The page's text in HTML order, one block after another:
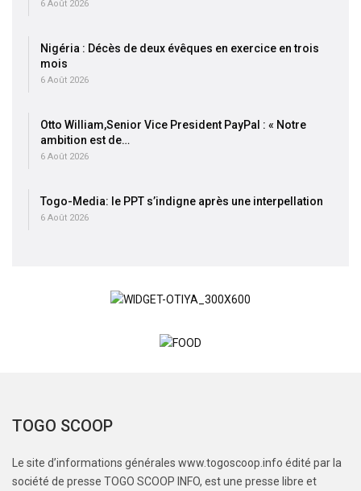
6 Août 2026
Nigéria : Décès de deux évêques en exercice en trois
mois
6 Août 2026
Otto William,Senior Vice President PayPal : « Notre
ambition est de…
6 Août 2026
Togo-Media: le PPT s’indigne après une interpellation
6 Août 2026
TOGO SCOOP
Le site d’informations générales www.togoscoop.info édité par la
société de presse TOGO SCOOP INFO, est une presse libre et